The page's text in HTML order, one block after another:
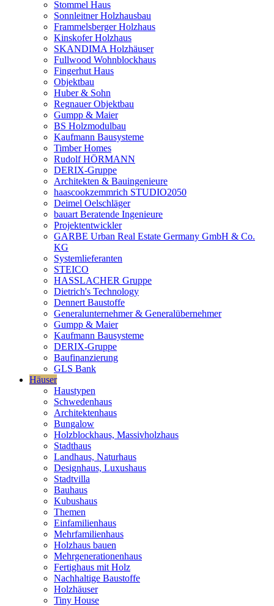
Stommel Haus
Sonnleitner Holzhausbau
Frammelsberger Holzhaus
Kinskofer Holzhaus
SKANDIMA Holzhäuser
Fullwood Wohnblockhaus
Fingerhut Haus
Objektbau
Huber & Sohn
Regnauer Objektbau
Gumpp & Maier
BS Holzmodulbau
Kaufmann Bausysteme
Timber Homes
Rudolf HÖRMANN
DERIX-Gruppe
Architekten & Bauingenieure
haascookzemmrich STUDIO2050
Deimel Oelschläger
bauart Beratende Ingenieure
Projektentwickler
GARBE Urban Real Estate Germany GmbH & Co.
KG
Systemlieferanten
STEICO
HASSLACHER Gruppe
Dietrich's Technology
Dennert Baustoffe
Generalunternehmer & Generalübernehmer
Gumpp & Maier
Kaufmann Bausysteme
DERIX-Gruppe
Baufinanzierung
GLS Bank
Häuser
Haustypen
Schwedenhaus
Architektenhaus
Bungalow
Holzblockhaus, Massivholzhaus
Stadthaus
Landhaus, Naturhaus
Designhaus, Luxushaus
Stadtvilla
Bauhaus
Kubushaus
Themen
Einfamilienhaus
Mehrfamilienhaus
Holzhaus bauen
Mehrgenerationenhaus
Fertighaus mit Holz
Nachhaltige Baustoffe
Holzhäuser
Tiny House